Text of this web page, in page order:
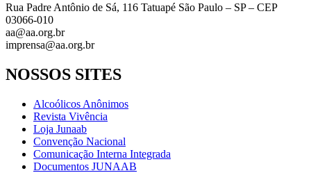
Rua Padre Antônio de Sá, 116 Tatuapé São Paulo – SP – CEP
03066-010
aa@aa.org.br
imprensa@aa.org.br
NOSSOS SITES
Alcoólicos Anônimos
Revista Vivência
Loja Junaab
Convenção Nacional
Comunicação Interna Integrada
Documentos JUNAAB